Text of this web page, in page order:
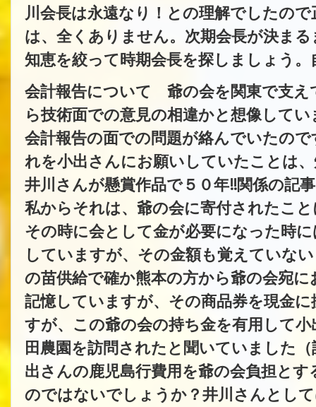
川会長は永遠なり！との理解でしたの
は、全くありません。次期会長が決ま
知恵を絞って時期会長を探しましょう
会計報告について 爺の会を関東で支え
ら技術面での意見の相違かと想像して
会計報告の面での問題が絡んでいたの
れを小出さんにお願いしていたことは
井川さんが懸賞作品で５０年‼関係の記
私からそれは、爺の会に寄付されたこ
その時に会として金が必要になった時
していますが、その金額も覚えていな
の苗供給で確か熊本の方から爺の会宛
記憶していますが、その商品券を現金
すが、この爺の会の持ち金を有用して
田農園を訪問されたと聞いていました
出さんの鹿児島行費用を爺の会負担と
のではないでしょうか？井川さんとし